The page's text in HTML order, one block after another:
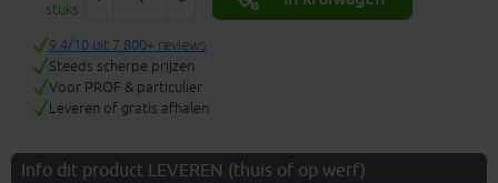
stuks
9.4/10 uit 7.800+ reviews
Steeds scherpe prijzen
Voor PROF & particulier
Leveren of gratis afhalen
Info dit product LEVEREN (thuis of op werf)